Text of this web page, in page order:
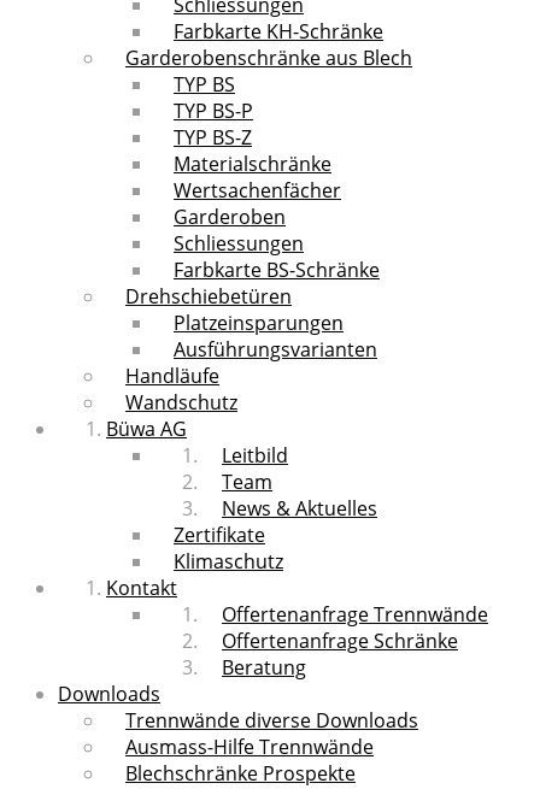
Schliessungen
Farbkarte KH-Schränke
Garderobenschränke aus Blech
TYP BS
TYP BS-P
TYP BS-Z
Materialschränke
Wertsachenfächer
Garderoben
Schliessungen
Farbkarte BS-Schränke
Drehschiebetüren
Platzeinsparungen
Ausführungsvarianten
Handläufe
Wandschutz
Büwa AG
Leitbild
Team
News & Aktuelles
Zertifikate
Klimaschutz
Kontakt
Offertenanfrage Trennwände
Offertenanfrage Schränke
Beratung
Downloads
Trennwände diverse Downloads
Ausmass-Hilfe Trennwände
Blechschränke Prospekte